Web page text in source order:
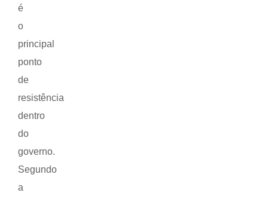
é
o
principal
ponto
de
resistência
dentro
do
governo.
Segundo
a